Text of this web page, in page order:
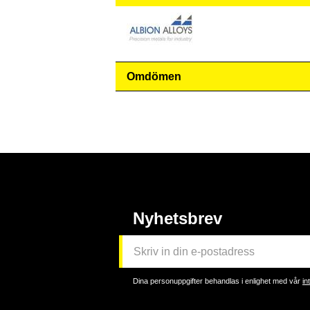
Omdömen
Nyhetsbrev
Dina personuppgifter behandlas i enlighet med vår